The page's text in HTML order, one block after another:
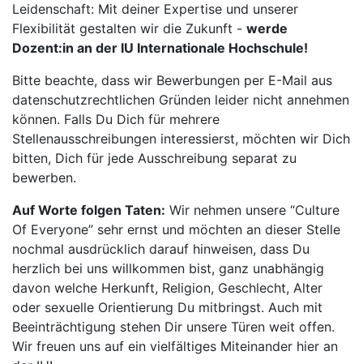
Leidenschaft: Mit deiner Expertise und unserer
Flexibilität gestalten wir die Zukunft - werde
Dozent:in an der IU Internationale Hochschule!
Bitte beachte, dass wir Bewerbungen per E-Mail aus
datenschutzrechtlichen Gründen leider nicht annehmen
können. Falls Du Dich für mehrere
Stellenausschreibungen interessierst, möchten wir Dich
bitten, Dich für jede Ausschreibung separat zu
bewerben.
Auf Worte folgen Taten: Wir nehmen unsere “Culture
Of Everyone” sehr ernst und möchten an dieser Stelle
nochmal ausdrücklich darauf hinweisen, dass Du
herzlich bei uns willkommen bist, ganz unabhängig
davon welche Herkunft, Religion, Geschlecht, Alter
oder sexuelle Orientierung Du mitbringst. Auch mit
Beeinträchtigung stehen Dir unsere Türen weit offen.
Wir freuen uns auf ein vielfältiges Miteinander hier an